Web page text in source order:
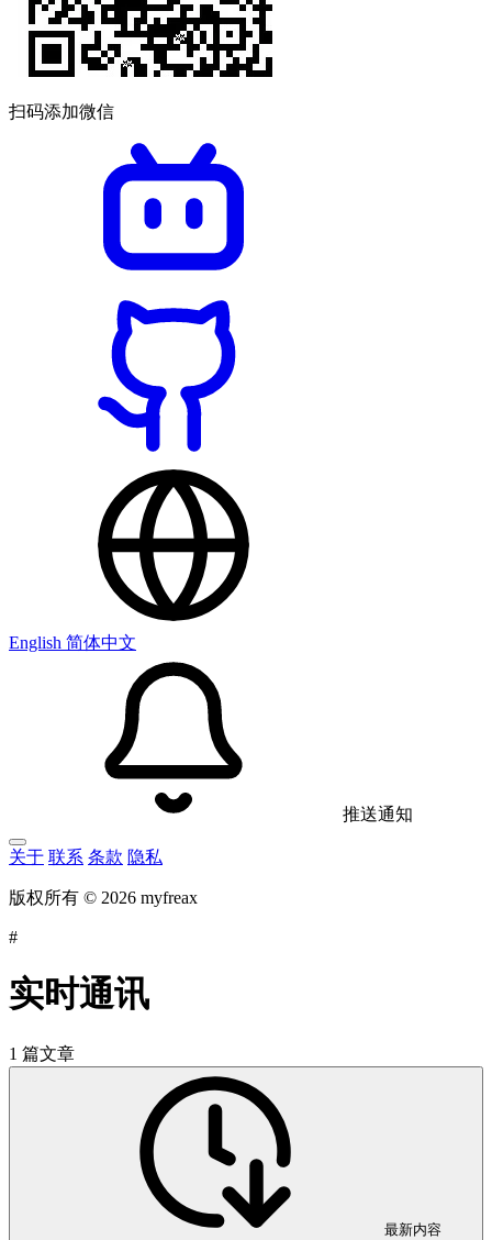
扫码添加微信
English 简体中文
推送通知
关于 联系 条款 隐私
版权所有 © 2026 myfreax
#
实时通讯
1 篇文章
最新内容